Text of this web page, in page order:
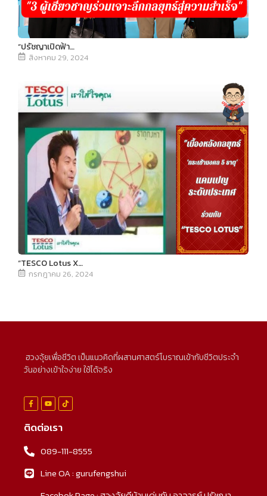
“ปรัชญาเปิดฟ้า…
สิงหาคม 29, 2024
“TESCO Lotus X…
กรกฎาคม 26, 2024
ฮวงจุ้ยเพื่อชีวิต เป็นแนวคิดที่ผสานศาสตร์โบราณเข้ากับชีวิตประจำ
วันอย่างเข้าใจง่าย ใช้ได้จริง
ติดต่อเรา
089-111-8555
Line OA : gurufengshui